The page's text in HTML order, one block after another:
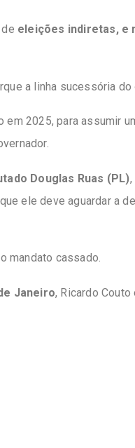
eleições indiretas, e
a linha sucessória
em 2025, para assumir
Douglas Ruas (PL)
ele deve aguardar a
mandato cassado.
Janeiro, Ricardo